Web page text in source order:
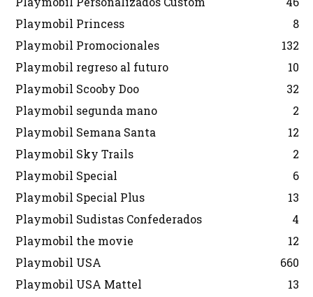
Playmobil Princess
8
Playmobil Promocionales
132
Playmobil regreso al futuro
10
Playmobil Scooby Doo
32
Playmobil segunda mano
2
Playmobil Semana Santa
12
Playmobil Sky Trails
2
Playmobil Special
6
Playmobil Special Plus
13
Playmobil Sudistas Confederados
4
Playmobil the movie
12
Playmobil USA
660
Playmobil USA Mattel
13